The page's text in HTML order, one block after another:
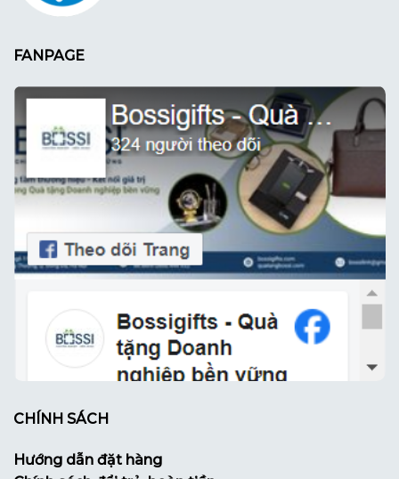
FANPAGE
CHÍNH SÁCH
Hướng dẫn đặt hàng